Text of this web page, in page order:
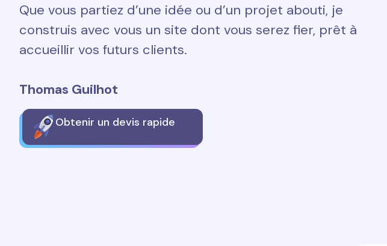
Que vous partiez d’une idée ou d’un projet abouti, je
construis avec vous un site dont vous serez fier, prêt à
accueillir vos futurs clients.
Thomas Guilhot
Obtenir un devis rapide